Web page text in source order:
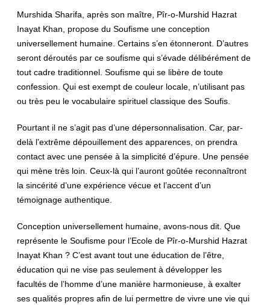
Murshida Sharifa, après son maître, Pîr-o-Murshid Hazrat
Inayat Khan, propose du Soufisme une conception
universellement humaine. Certains s’en étonneront. D’autres
seront déroutés par ce soufisme qui s’évade délibérément de
tout cadre traditionnel. Soufisme qui se libère de toute
confession. Qui est exempt de couleur locale, n’utilisant pas
ou très peu le vocabulaire spirituel classique des Soufis.
Pourtant il ne s’agit pas d’une dépersonnalisation. Car, par-
delà l’extrême dépouillement des apparences, on prendra
contact avec une pensée à la simplicité d’épure. Une pensée
qui mène très loin. Ceux-là qui l’auront goûtée reconnaîtront
la sincérité d’une expérience vécue et l’accent d’un
témoignage authentique.
Conception universellement humaine, avons-nous dit. Que
représente le Soufisme pour l’Ecole de Pîr-o-Murshid Hazrat
Inayat Khan ? C’est avant tout une éducation de l’être,
éducation qui ne vise pas seulement à développer les
facultés de l’homme d’une manière harmonieuse, à exalter
ses qualités propres afin de lui permettre de vivre une vie qui